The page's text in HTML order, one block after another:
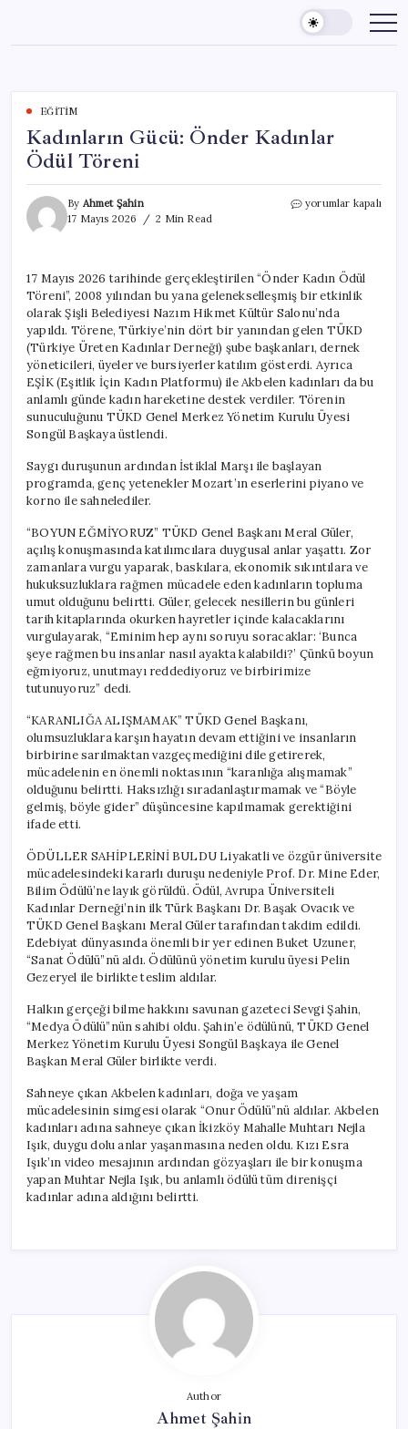
content
EĞITIM
Kadınların Gücü: Önder Kadınlar
Ödül Töreni
By Ahmet Şahin
17 Mayıs 2026
2 Min Read
Kadınların
Töreni
için
yorumlar kapalı
17 Mayıs 2026 tarihinde gerçekleştirilen “Önder Kadın Ödül
Töreni”, 2008 yılından bu yana gelenekselleşmiş bir etkinlik
olarak Şişli Belediyesi Nazım Hikmet Kültür Salonu’nda
yapıldı. Törene, Türkiye’nin dört bir yanından gelen TÜKD
(Türkiye Üreten Kadınlar Derneği) şube başkanları, dernek
yöneticileri, üyeler ve bursiyerler katılım gösterdi. Ayrıca
EŞİK (Eşitlik İçin Kadın Platformu) ile Akbelen kadınları da bu
anlamlı günde kadın hareketine destek verdiler. Törenin
sunuculuğunu TÜKD Genel Merkez Yönetim Kurulu Üyesi
Songül Başkaya üstlendi.
Saygı duruşunun ardından İstiklal Marşı ile başlayan
programda, genç yetenekler Mozart’ın eserlerini piyano ve
korno ile sahnelediler.
“BOYUN EĞMİYORUZ” TÜKD Genel Başkanı Meral Güler,
açılış konuşmasında katılımcılara duygusal anlar yaşattı. Zor
zamanlara vurgu yaparak, baskılara, ekonomik sıkıntılara ve
hukuksuzluklara rağmen mücadele eden kadınların topluma
umut olduğunu belirtti. Güler, gelecek nesillerin bu günleri
tarih kitaplarında okurken hayretler içinde kalacaklarını
vurgulayarak, “Eminim hep aynı soruyu soracaklar: ‘Bunca
şeye rağmen bu insanlar nasıl ayakta kalabildi?’ Çünkü boyun
eğmiyoruz, unutmayı reddediyoruz ve birbirimize
tutunuyoruz” dedi.
“KARANLIĞA ALIŞMAMAK” TÜKD Genel Başkanı,
olumsuzluklara karşın hayatın devam ettiğini ve insanların
birbirine sarılmaktan vazgeçmediğini dile getirerek,
mücadelenin en önemli noktasının “karanlığa alışmamak”
olduğunu belirtti. Haksızlığı sıradanlaştırmamak ve “Böyle
gelmiş, böyle gider” düşüncesine kapılmamak gerektiğini
ifade etti.
ÖDÜLLER SAHİPLERİNİ BULDU Liyakatli ve özgür üniversite
mücadelesindeki kararlı duruşu nedeniyle Prof. Dr. Mine Eder,
Bilim Ödülü’ne layık görüldü. Ödül, Avrupa Üniversiteli
Kadınlar Derneği’nin ilk Türk Başkanı Dr. Başak Ovacık ve
TÜKD Genel Başkanı Meral Güler tarafından takdim edildi.
Edebiyat dünyasında önemli bir yer edinen Buket Uzuner,
“Sanat Ödülü”nü aldı. Ödülünü yönetim kurulu üyesi Pelin
Gezeryel ile birlikte teslim aldılar.
Halkın gerçeği bilme hakkını savunan gazeteci Sevgi Şahin,
“Medya Ödülü”nün sahibi oldu. Şahin’e ödülünü, TÜKD Genel
Merkez Yönetim Kurulu Üyesi Songül Başkaya ile Genel
Başkan Meral Güler birlikte verdi.
Sahneye çıkan Akbelen kadınları, doğa ve yaşam
mücadelesinin simgesi olarak “Onur Ödülü”nü aldılar. Akbelen
kadınları adına sahneye çıkan İkizköy Mahalle Muhtarı Nejla
Işık, duygu dolu anlar yaşanmasına neden oldu. Kızı Esra
Işık’ın video mesajının ardından gözyaşları ile bir konuşma
yapan Muhtar Nejla Işık, bu anlamlı ödülü tüm direnişçi
kadınlar adına aldığını belirtti.
Author
Ahmet Şahin